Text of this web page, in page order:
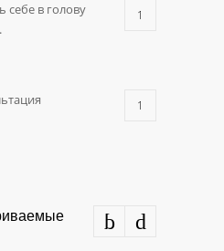
себе в голову
1
1